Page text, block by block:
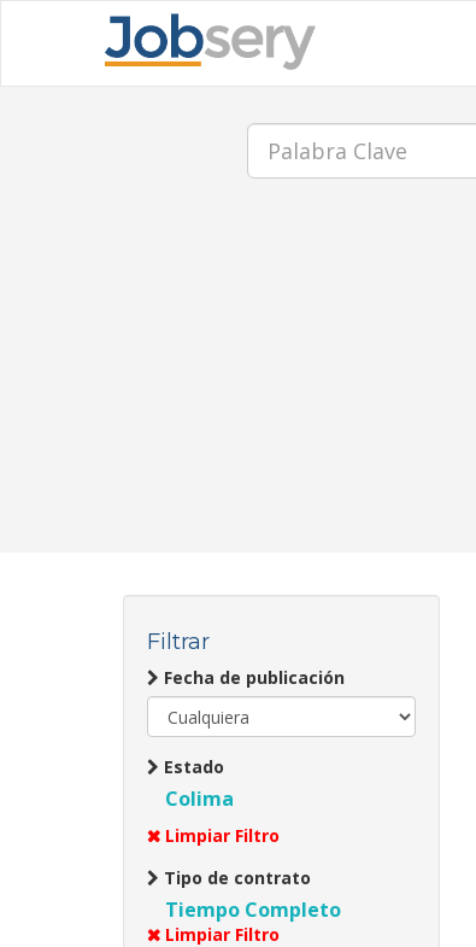
Palabra
Clave
Filtrar
Fecha de publicación
Estado
Colima
Limpiar Filtro
Tipo de contrato
Tiempo Completo
Limpiar Filtro